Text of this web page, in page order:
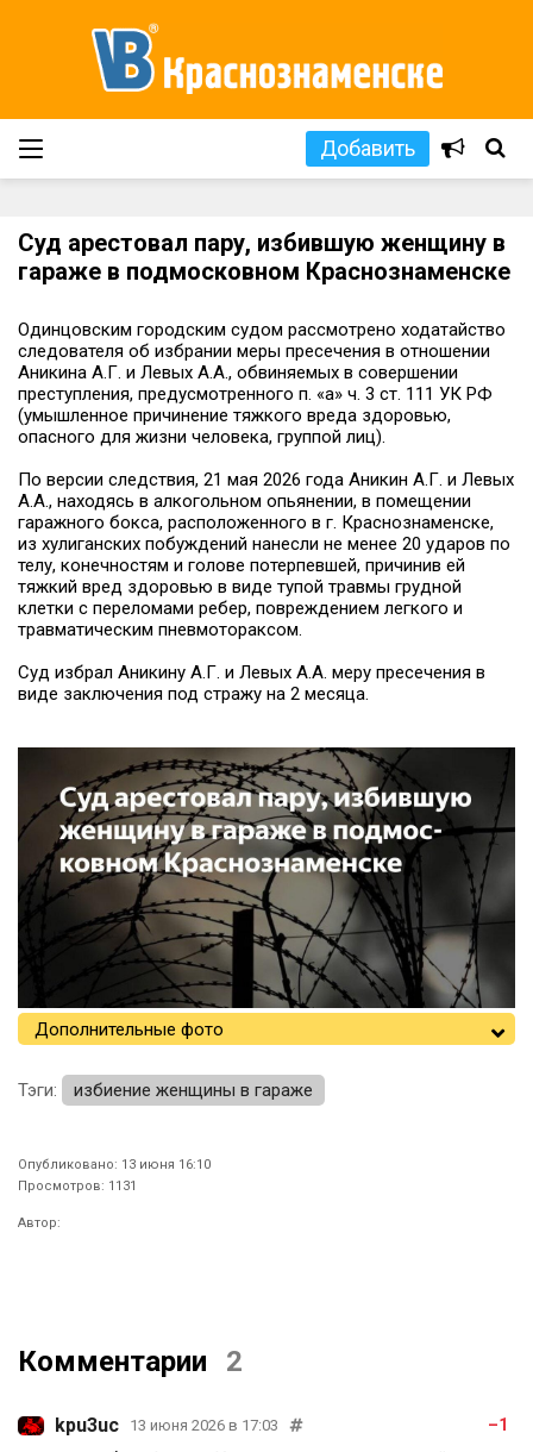
Добавить
Суд арестовал пару, избившую женщину в
гараже в подмосковном Краснознаменске
Одинцовским городским судом рассмотрено ходатайство
следователя об избрании меры пресечения в отношении
Аникина А.Г. и Левых А.А., обвиняемых в совершении
преступления, предусмотренного п. «а» ч. 3 ст. 111 УК РФ
(умышленное причинение тяжкого вреда здоровью,
опасного для жизни человека, группой лиц).
По версии следствия, 21 мая 2026 года Аникин А.Г. и Левых
А.А., находясь в алкогольном опьянении, в помещении
гаражного бокса, расположенного в г. Краснознаменске,
из хулиганских побуждений нанесли не менее 20 ударов по
телу, конечностям и голове потерпевшей, причинив ей
тяжкий вред здоровью в виде тупой травмы грудной
клетки с переломами ребер, повреждением легкого и
травматическим пневмотораксом.
Суд избрал Аникину А.Г. и Левых А.А. меру пресечения в
виде заключения под стражу на 2 месяца.
Дополнительные фото
Тэги: избиение женщины в гараже
Опубликовано: 13 июня 16:10
Просмотров: 1131
Автор:
Комментарии 2
kpu3uc 13 июня 2026 в 17:03 –1